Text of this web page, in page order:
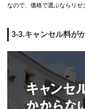
なので、価格で選ぶならリゼ
3-3.キャンセル料が